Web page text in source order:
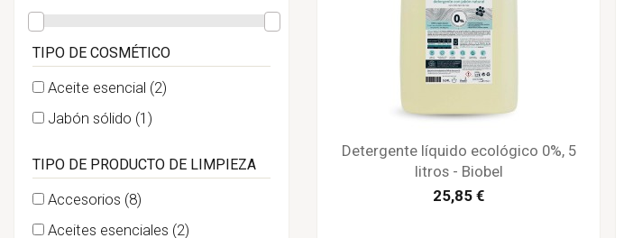
Detergente líquido ecológico 0%, 5
litros - Biobel
25,85 €
TIPO DE COSMÉTICO
Aceite esencial (2)
Jabón sólido (1)
TIPO DE PRODUCTO DE LIMPIEZA
Accesorios (8)
Aceites esenciales (2)